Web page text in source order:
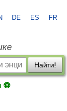
DE ES FR
Найти!
⚽